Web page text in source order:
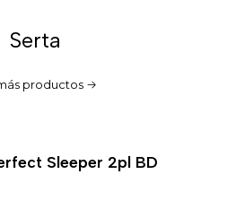
Serta
productos
Sleeper 2pl BD